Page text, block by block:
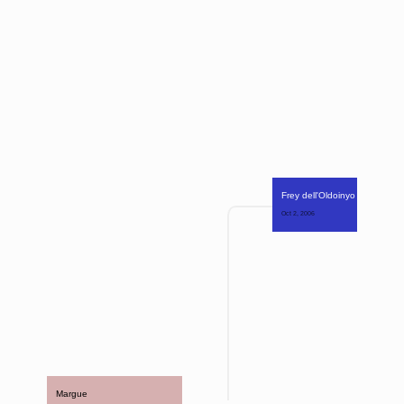
Margue
Frey dell'Oldoinyo Lengai
Oct 2, 2006